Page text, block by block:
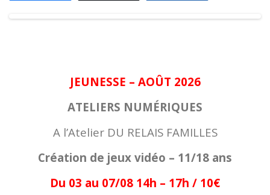
JEUNESSE – AOÛT 2026
ATELIERS NUMÉRIQUES
A l’Atelier DU RELAIS FAMILLES
Création de jeux vidéo – 11/18 ans
Du 03 au 07/08 14h – 17h / 10€